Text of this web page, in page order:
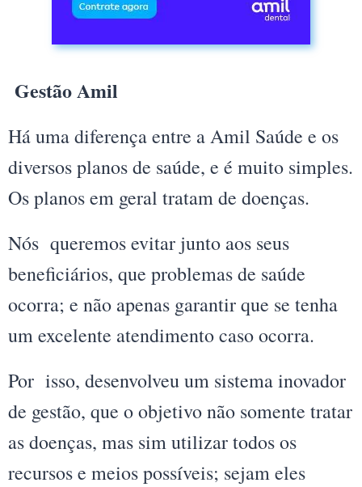
Gestão Amil
Há uma diferença entre a Amil Saúde e os
diversos planos de saúde, e é muito simples.
Os planos em geral tratam de doenças.
Nós queremos evitar junto aos seus
beneficiários, que problemas de saúde
ocorra; e não apenas garantir que se tenha
um excelente atendimento caso ocorra.
Por isso, desenvolveu um sistema inovador
de gestão, que o objetivo não somente tratar
as doenças, mas sim utilizar todos os
recursos e meios possíveis; sejam eles